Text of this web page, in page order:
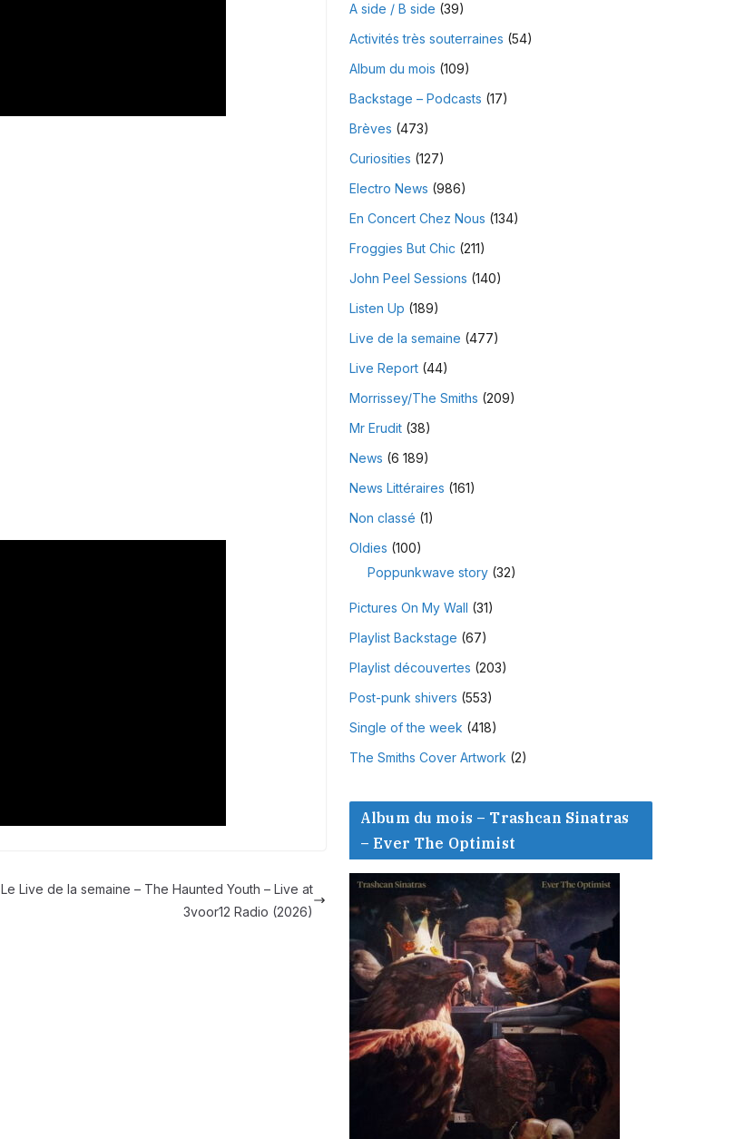
Le Live de la semaine – The Haunted Youth – Live at
3voor12 Radio (2026)
A side / B side (39)
Activités très souterraines (54)
Album du mois (109)
Backstage – Podcasts (17)
Brèves (473)
Curiosities (127)
Electro News (986)
En Concert Chez Nous (134)
Froggies But Chic (211)
John Peel Sessions (140)
Listen Up (189)
Live de la semaine (477)
Live Report(44)
Morrissey/The Smiths (209)
Mr Erudit(38)
News (6 189)
News Littéraires (161)
Non classé (1)
Oldies (100)
Poppunkwave story(32)
Pictures On My Wall (31)
Playlist Backstage (67)
Playlist découvertes (203)
Post-punk shivers (553)
Single of the week (418)
The Smiths Cover Artwork (2)
Album du mois – Trashcan Sinatras
– Ever The Optimist